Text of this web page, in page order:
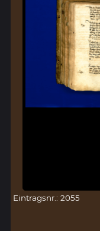
Eintragsnr.: 2055